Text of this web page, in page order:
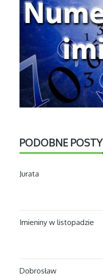
PODOBNE POSTY
Jurata
Imieniny w listopadzie
Dobrosław